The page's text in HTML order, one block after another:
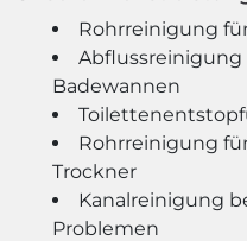
Rohrreinigung
Badewannen
Rohrreinigung
Trockner
Kanalreinigung
Problemen